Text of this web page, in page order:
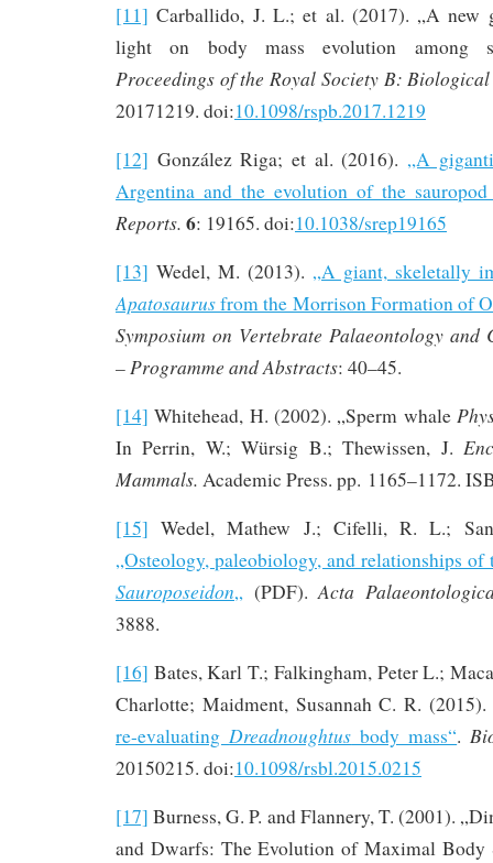
[11] Carballido, J. L.; et al. (2017). „A new
light on body mass evolution among
Proceedings of the Royal Society B:
20171219. doi:10.1098/rspb.2017.1219
[12] González Riga; et al. (2016). „A
Argentina and the evolution of the
Reports. 6: 19165. doi:10.1038/srep19165
[13] Wedel, M. (2013). „A giant, skeletally
Apatosaurusfrom the Morrison Formation of
Symposium on Vertebrate Palaeontology and
– Programme and Abstracts: 40–45.
[14] Whitehead, H. (2002). „Sperm whale
In Perrin, W.; Würsig B.; Thewissen, J.
Mammals. Academic Press. pp. 1165–1172.
[15] Wedel, Mathew J.; Cifelli, R. L.;
„Osteology, paleobiology, and relationships of
Sauroposeidon„ (PDF).Acta
3888.
[16] Bates, Karl T.; Falkingham, Peter L.;
Charlotte; Maidment, Susannah C. R. (2015).
re-evaluating Dreadnoughtus body mass“.
20150215. doi:10.1098/rsbl.2015.0215
[17] Burness, G. P. and Flannery, T. (2001).
and Dwarfs: The Evolution of Maximal Body